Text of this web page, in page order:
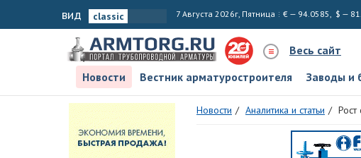
вид 7 Августа 2026г, Пятница € — 94.0585, $ —
Весь сайт
Новости
Вестник арматуростроителя Заводы и
Новости Аналитика и статьи Рост